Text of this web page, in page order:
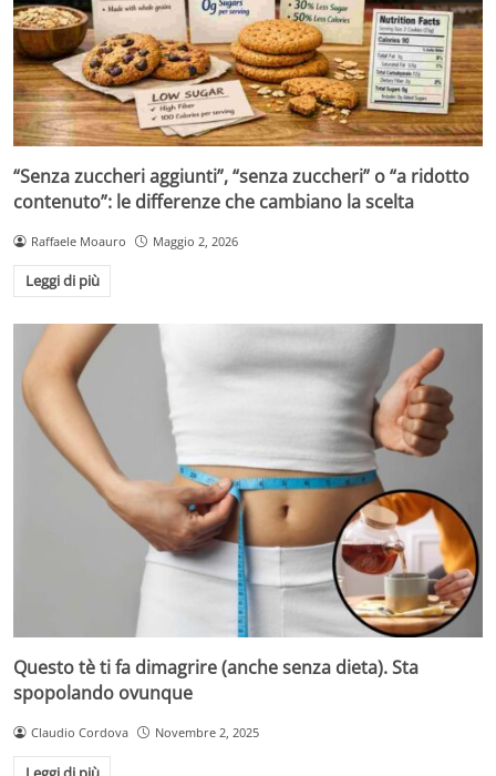
“Senza zuccheri aggiunti”, “senza zuccheri” o “a ridotto
contenuto”: le differenze che cambiano la scelta
Raffaele Moauro Maggio 2, 2026
Leggi di più
Questo tè ti fa dimagrire (anche senza dieta). Sta
spopolando ovunque
Claudio Cordova Novembre 2, 2025